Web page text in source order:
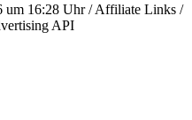
um 16:28 Uhr / Affiliate Links /
API